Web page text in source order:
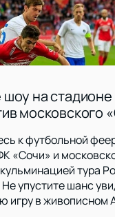
на
московского
к футбольной
«Сочи» и
тура
упустите шанс
игру в живописном